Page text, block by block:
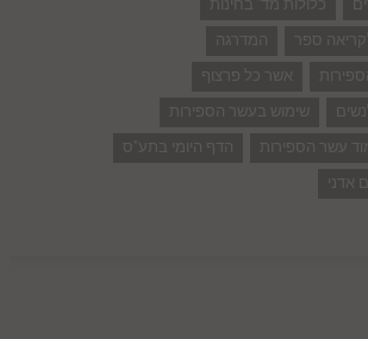
כלולות מד' בחינות
ספר
המדרגה
אשר כל פרצוף
שימוש בעשר הספירות
עשר הספירות
הדף היומי בתע"ס
אדני